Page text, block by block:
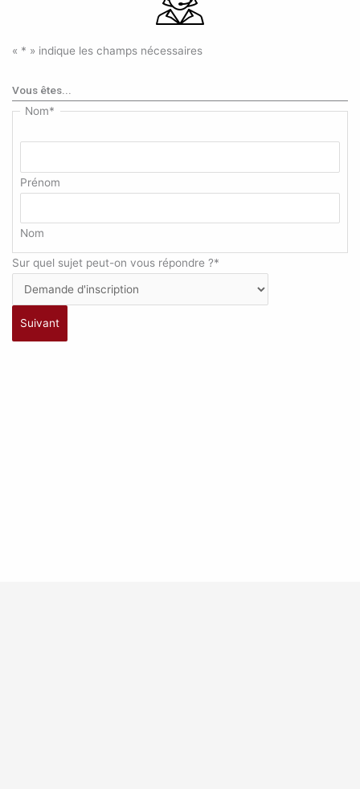
« * » indique les champs nécessaires
Vous êtes...
Nom*
Prénom
Nom
Sur quel sujet peut-on vous répondre ?*
Suivant